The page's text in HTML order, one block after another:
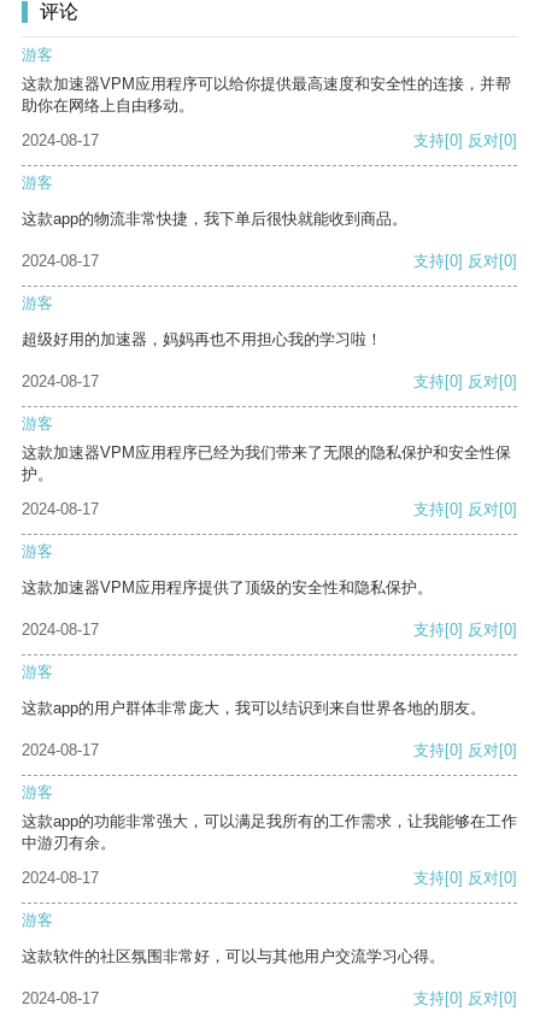
评论
游客
这款加速器VPM应用程序可以给你提供最高速度和安全性的连接，并帮
助你在网络上自由移动。
2024-08-17
支持[0] 反对[0]
游客
这款app的物流非常快捷，我下单后很快就能收到商品。
2024-08-17 支持[0] 反对[0]
游客
超级好用的加速器，妈妈再也不用担心我的学习啦！
2024-08-17 支持[0] 反对[0]
游客
这款加速器VPM应用程序已经为我们带来了无限的隐私保护和安全性保
护。
2024-08-17
支持[0] 反对[0]
游客
这款加速器VPM应用程序提供了顶级的安全性和隐私保护。
2024-08-17 支持[0] 反对[0]
游客
这款app的用户群体非常庞大，我可以结识到来自世界各地的朋友。
2024-08-17 支持[0] 反对[0]
游客
这款app的功能非常强大，可以满足我所有的工作需求，让我能够在工作
中游刃有余。
2024-08-17
支持[0] 反对[0]
游客
这款软件的社区氛围非常好，可以与其他用户交流学习心得。
2024-08-17 支持[0] 反对[0]